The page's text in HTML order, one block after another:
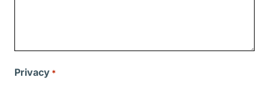
Privacy *